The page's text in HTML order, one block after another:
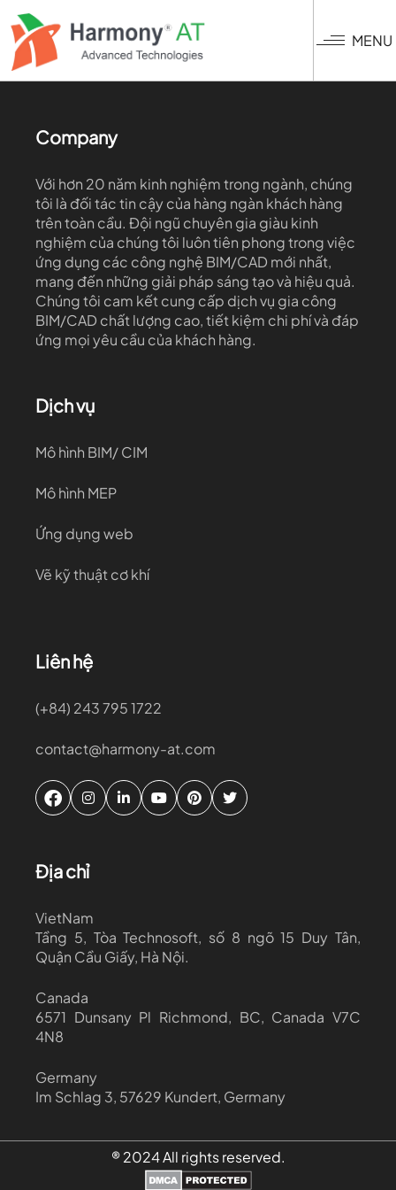
Nhảy
đến
nội
dung
MENU
Company
Với hơn 20 năm kinh nghiệm trong ngành, chúng
tôi là đối tác tin cậy của hàng ngàn khách hàng
trên toàn cầu. Đội ngũ chuyên gia giàu kinh
nghiệm của chúng tôi luôn tiên phong trong việc
ứng dụng các công nghệ BIM/CAD mới nhất,
mang đến những giải pháp sáng tạo và hiệu quả.
Chúng tôi cam kết cung cấp dịch vụ gia công
BIM/CAD chất lượng cao, tiết kiệm chi phí và đáp
ứng mọi yêu cầu của khách hàng.
Dịch vụ
Mô hình BIM/ CIM
Mô hình MEP
Ứng dụng web
Vẽ kỹ thuật cơ khí
Liên hệ
(+84) 243 795 1722
contact@harmony-at.com
Địa chỉ
VietNam
Tầng 5, Tòa Technosoft, số 8 ngõ 15 Duy Tân,
Quận Cầu Giấy, Hà Nội.
Canada
6571 Dunsany Pl Richmond, BC, Canada V7C
4N8
Germany
Im Schlag 3, 57629 Kundert, Germany
® 2024 All rights reserved.